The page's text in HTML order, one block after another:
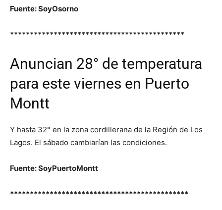
Fuente: SoyOsorno
********************************************
Anuncian 28° de temperatura
para este viernes en Puerto
Montt
Y hasta 32° en la zona cordillerana de la Región de Los
Lagos. El sábado cambiarían las condiciones.
Fuente: SoyPuertoMontt
*********************************************